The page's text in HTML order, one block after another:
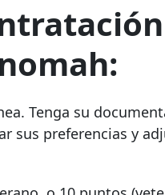
Tenga su
sus preferencias y